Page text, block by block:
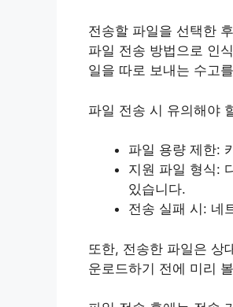
전송할 파일을 선택한
파일 전송 방법으로 인
일을 따로 보내는 수고
파일 전송 시 유의해야
파일 용량 제한:
지원 파일 형식:
있습니다.
전송 실패 시: 네
또한, 전송한 파일은 상
운로드하기 전에 미리